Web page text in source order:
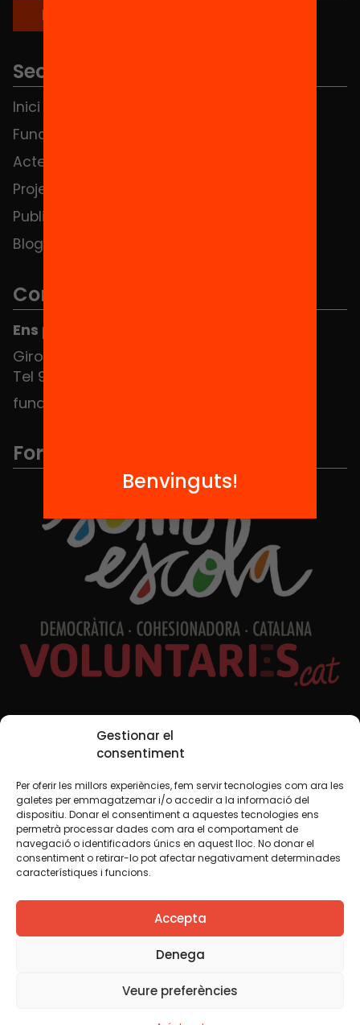
Gestionar el
consentiment
Per oferir les millors experiències, fem servir tecnologies com ara les
galetes per emmagatzemar i/o accedir a la informació del
dispositiu. Donar el consentiment a aquestes tecnologies ens
permetrà processar dades com ara el comportament de
navegació o identificadors únics en aquest lloc. No donar el
consentiment o retirar-lo pot afectar negativament determinades
característiques i funcions.
Accepta
Denega
Veure preferències
Seccions
Inici
Fundació
Actes
Projectes
Publicacions i vídeos
Blog
Contacte
Ens pots trobar al Hub Social
Girona 34, interior 08010 Barcelona
Tel 934 588 700
fundacio@equitat.org
Formem part de...
Xarxes Socials
TWT YTB IG FB IN
Avís legalPolítica de cookies
Creiem que el coneixement s’ha de compartir. Per això
fem servir una llicència Creative Commons, llevat que en
algun material indiquem el contrari. Us animem a copiar,
redistribuir, remesclar o transformar i crear els continguts
comercial. Només us demanem que reconegueu
l’autoria de la creació original.
Benvinguts!